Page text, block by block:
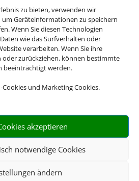
zu bieten, verwenden wir
um Geräteinformationen zu speichern
Wenn Sie diesen Technologien
wie das Surfverhalten oder
verarbeiten. Wenn Sie ihre
zurückziehen, können bestimmte
beeinträchtigt werden.
und Marketing Cookies.
akzeptieren
notwendige Cookies
ändern
Z
Auswahl
Z
und schnell